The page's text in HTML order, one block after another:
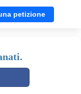
petizione